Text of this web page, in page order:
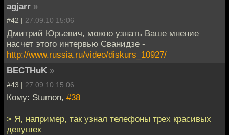
agjarr »
#42 | 27.09.10 15:06
Дмитрий Юрьевич, можно узнать Ваше мнение
насчет этого интервью Сванидзе -
http://www.russia.ru/video/diskurs_10927/
BECTHuK »
#43 | 27.09.10 15:06
Кому: Stumon, #38
> Я, например, так узнал телефоны трех красивых
девушек